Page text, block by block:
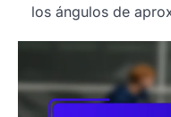
los ángulos de